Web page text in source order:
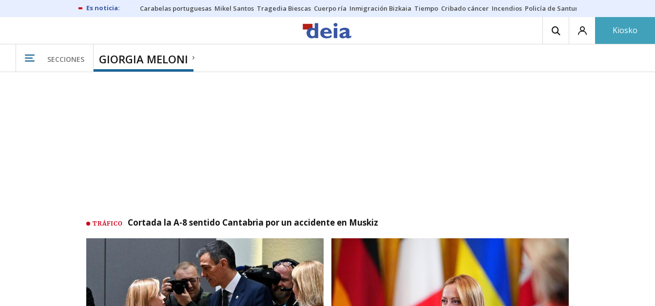
Carabelas portuguesas Mikel Santos Tragedia Biescas Cuerpo ría Inmigración Bizkaia Tiempo Cribado cáncer Incendios Policía de Santurtzi
Kiosko
SECCIONES GIORGIA MELONI
TRÁFICO Cortada la A-8 sentido Cantabria por un accidente en Muskiz